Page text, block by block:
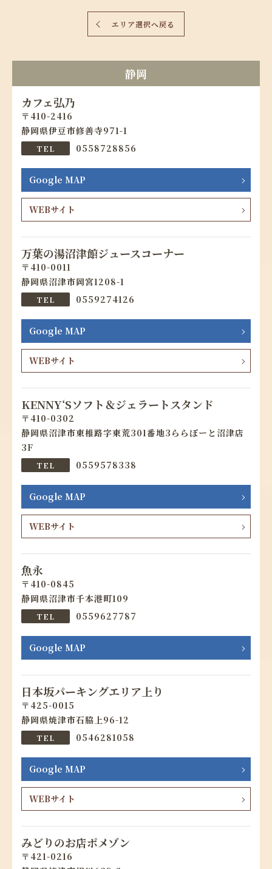
エリア選択へ戻る
静岡
カフェ弘乃
410-2416
静岡県伊豆市修善寺971-1
0558728856
Google MAP
WEBサイト
万葉の湯沼津館ジュースコーナー
410-0011
静岡県沼津市岡宮1208-1
0559274126
Google MAP
WEBサイト
KENNY‘Sソフト＆ジェラートスタンド
410-0302
静岡県沼津市東椎路字東荒301番地3ららぽーと沼津店
3F
0559578338
Google MAP
WEBサイト
魚永
410-0845
静岡県沼津市千本港町109
0559627787
Google MAP
日本坂パーキングエリア上り
425-0015
静岡県焼津市石脇上96-12
0546281058
Google MAP
WEBサイト
みどりのお店ポメゾン
421-0216